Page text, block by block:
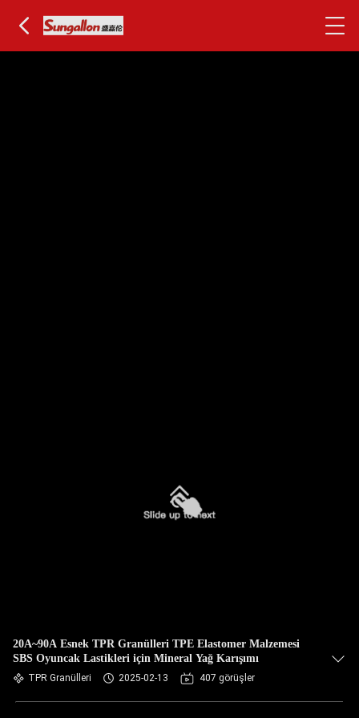
20A~90A Esnek TPR Granülleri TPE Elastomer Malzemesi
SBS Oyuncak Lastikleri için Mineral Yağ Karışımı
TPR Granülleri 2025-02-13 407 görüşler